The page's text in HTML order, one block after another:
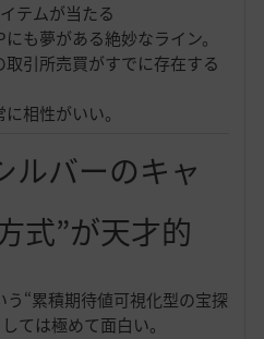
テムが当たる
も夢がある絶妙なライン。
引所売買がすでに存在する
相性がいい。
バーのキャ
式”が天才的
“累積期待値可視化型の宝探
ては極めて面白い。